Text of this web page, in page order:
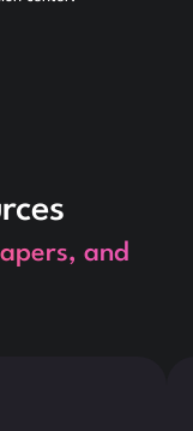
and